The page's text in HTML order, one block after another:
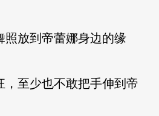
照放到帝蕾娜身边的缘
，至少也不敢把手伸到帝